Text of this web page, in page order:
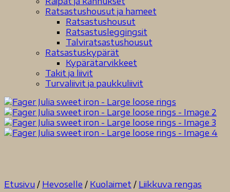
Ratsastushousut ja hameet
Ratsastushousut
Ratsastusleggingsit
Talviratsastushousut
Ratsastuskypärät
Kypärätarvikkeet
Takit ja liivit
Turvaliivit ja paukkuliivit
Etusivu / Hevoselle / Kuolaimet / Liikkuva rengas